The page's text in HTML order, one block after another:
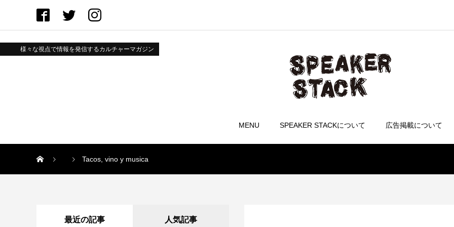
様々な視点で情報を発信するカルチャーマガジン
MENU SPEAKER STACKについて 広告掲載について
Tacos, vino y musica
最近の記事 人気記事